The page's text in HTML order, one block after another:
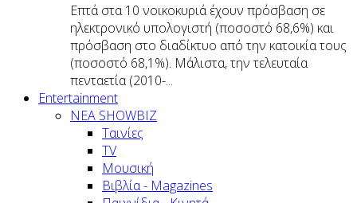
Επτά στα 10 νοικοκυριά έχουν πρόσβαση σε
ηλεκτρονικό υπολογιστή (ποσοστό 68,6%) και
πρόσβαση στο διαδίκτυο από την κατοικία τους
(ποσοστό 68,1%). Μάλιστα, την τελευταία
πενταετία (2010-...
Entertainment
ΝΕΑ SHOWBIZ
Ταινίες
TV
Μουσική
Βιβλία - Magazines